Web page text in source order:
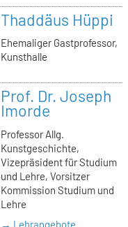
Thaddäus Hüppi
Ehemaliger Gastprofessor,
Kunsthalle
Prof. Dr. Joseph
Imorde
Professor Allg.
Kunstgeschichte,
Vizepräsident für Studium
und Lehre, Vorsitzer
Kommission Studium und
Lehre
→ Lehrangebote